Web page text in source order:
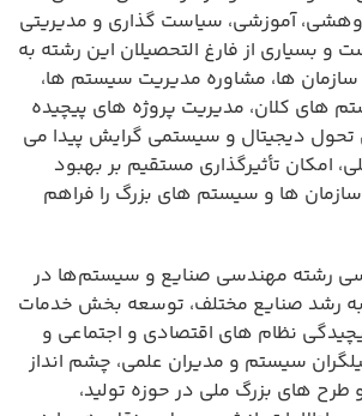
آموزشی، سیاست گذاری و مدیریتی
و بسیاری از فارغ التحصیلان این رشته به
ها، مشاوره مدیریت سیستم ها،
های کلان، مدیریت پروژه های پیچیده
تحول دیجیتال و سیستمی گرایش پیدا می
امکان تأثیرگذاری مستقیم بر بهبود
ها و سیستم های بزرگ را فراهم
رشته مهندسی صنایع و سیستم‌ها در
به رشد صنایع مختلف، توسعه بخش خدمات
نظام های اقتصادی و اجتماعی و
سیستم و مدیران علمی، چشم انداز
طرح های بزرگ ملی در حوزه تولید،